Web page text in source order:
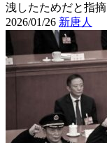
洩したためだと指
2026/01/26 新唐人